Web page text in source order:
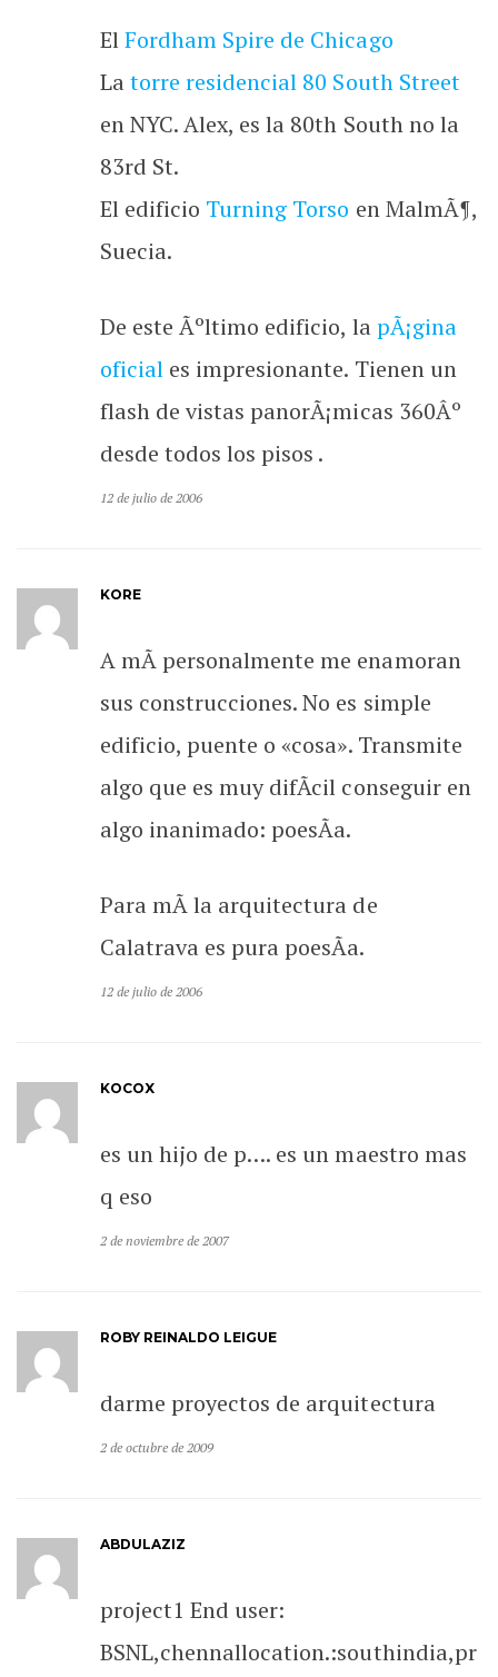
ElFordham Spire de Chicago
Latorre residencial 80 South Street
en NYC. Alex, es la 80th South no la
83rd St.
El edificio Turning Torso en MalmÃ¶,
Suecia.
De este Ãºltimo edificio, la pÃ¡gina
oficial es impresionante. Tienen un
flash de vistas panorÃ¡micas 360Âº
desde todos los pisos .
12 de julio de 2006
KORE
A mÃ­ personalmente me enamoran
sus construcciones. No es simple
edificio, puente o «cosa». Transmite
algo que es muy difÃ­cil conseguir en
algo inanimado: poesÃ­a.
Para mÃ­ la arquitectura de
Calatrava es pura poesÃ­a.
12 de julio de 2006
KOCOX
es un hijo de p…. es un maestro mas
q eso
2 de noviembre de 2007
ROBY REINALDO LEIGUE
darme proyectos de arquitectura
2 de octubre de 2009
ABDULAZIZ
project1 End user:
BSNL,chennallocation.:southindia,pr